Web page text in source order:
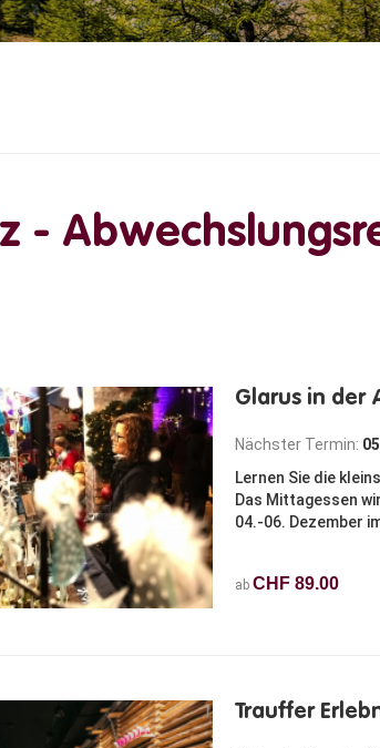
-
Glarus in der
Nächster Termin:
Lernen Sie die
Das Mittagessen
04.-06. Dezember
abCHF 89.00
Trauffer